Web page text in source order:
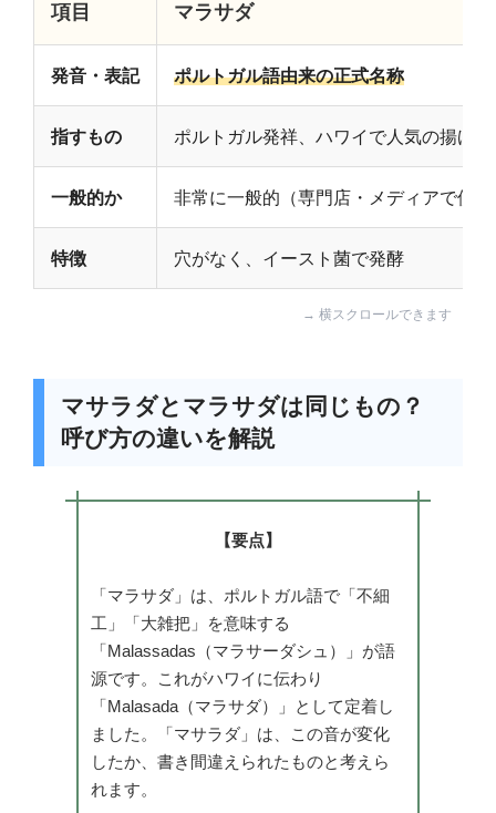
項目 マラサダ
発音・表記 ポルトガル語由来の正式名称
指すもの ポルトガル発祥、ハワイで人気の揚げ
一般的か 非常に一般的（専門店・メディアで使用
特徴 穴がなく、イースト菌で発酵
マサラダとマラサダは同じもの？
呼び方の違いを解説
【要点】
「マラサダ」は、ポルトガル語で「不細
工」「大雑把」を意味する
「Malassadas（マラサーダシュ）」が語
源です。これがハワイに伝わり
「Malasada（マラサダ）」として定着し
ました。「マサラダ」は、この音が変化
したか、書き間違えられたものと考えら
れます。